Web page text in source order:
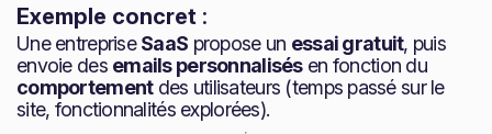
Exemple concret :
Une entrepriseSaaS propose un essai gratuit, puis
envoie des emails personnalisésen fonction du
comportementdes utilisateurs (temps passé sur le
site, fonctionnalités explorées).